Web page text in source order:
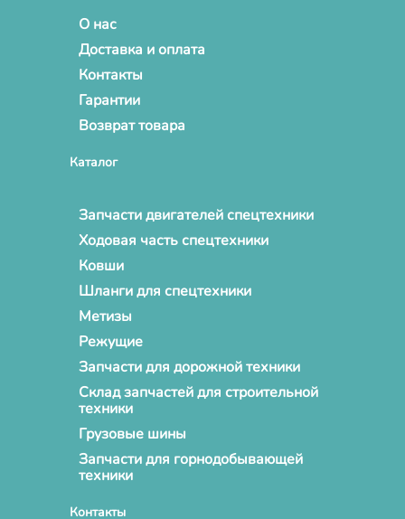
О нас
Доставка и оплата
Контакты
Гарантии
Возврат товара
Каталог
Запчасти двигателей спецтехники
Ходовая часть спецтехники
Ковши
Шланги для спецтехники
Метизы
Режущие
Запчасти для дорожной техники
Склад запчастей для строительной
техники
Грузовые шины
Запчасти для горнодобывающей
техники
Контакты